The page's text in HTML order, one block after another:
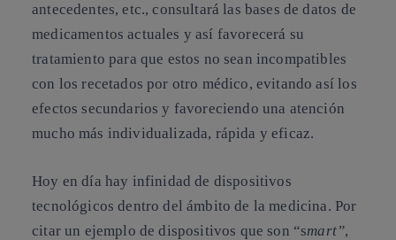
antecedentes, etc., consultará las bases de datos de
medicamentos actuales y así favorecerá su
tratamiento para que estos no sean incompatibles
con los recetados por otro médico, evitando así los
efectos secundarios y favoreciendo una atención
mucho más individualizada, rápida y eficaz.
Hoy en día hay infinidad de dispositivos
tecnológicos dentro del ámbito de la medicina. Por
citar un ejemplo de dispositivos que son “smart”,